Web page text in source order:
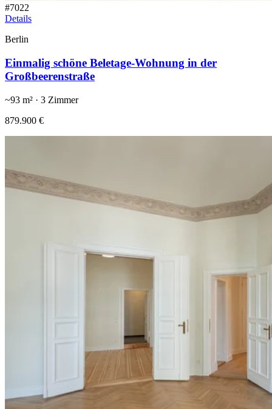
#7022
Details
Berlin
Einmalig schöne Beletage-Wohnung in der
Großbeerenstraße
~93 m² · 3 Zimmer
879.900 €